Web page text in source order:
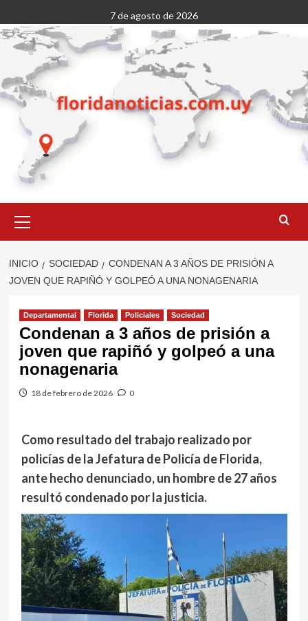
al
contenido
7 de agosto de 2026
primario
INICIO SOCIEDAD
CONDENAN A 3 AÑOS DE PRISIÓN A
JOVEN QUE RAPIÑÓ Y GOLPEÓ A UNA NONAGENARIA
Departamental Florida Policiales Sociedad
Condenan a 3 años de prisión a
joven que rapiñó y golpeó a una
nonagenaria
18 de febrero de 2026 0
Como resultado del trabajo realizado por
policías de la Jefatura de Policía de Florida,
ante hecho denunciado, un hombre de 27 años
resultó condenado por la justicia.